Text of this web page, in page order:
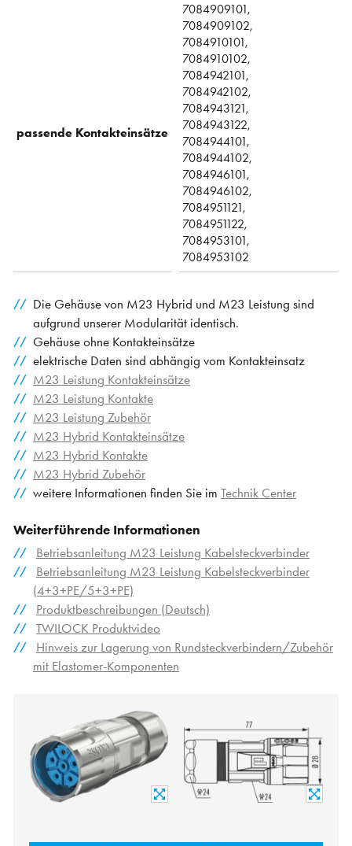
passende Kontakteinsätze
7084909101,
7084909102,
7084910101,
7084910102,
7084942101,
7084942102,
7084943121,
7084943122,
7084944101,
7084944102,
7084946101,
7084946102,
7084951121,
7084951122,
7084953101,
7084953102
Die Gehäuse von M23 Hybrid und M23 Leistung sind
aufgrund unserer Modularität identisch.
Gehäuse ohne Kontakteinsätze
elektrische Daten sind abhängig vom Kontakteinsatz
M23 Leistung Kontakteinsätze
M23 Leistung Kontakte
M23 Leistung Zubehör
M23 Hybrid Kontakteinsätze
M23 Hybrid Kontakte
M23 Hybrid Zubehör
weitere Informationen finden Sie im Technik Center
Weiterführende Informationen
Betriebsanleitung M23 Leistung Kabelsteckverbinder
Betriebsanleitung M23 Leistung Kabelsteckverbinder
(4+3+PE/5+3+PE)
Produktbeschreibungen (Deutsch)
TWILOCK Produktvideo
Hinweis zur Lagerung von Rundsteckverbindern/Zubehör
mit Elastomer-Komponenten